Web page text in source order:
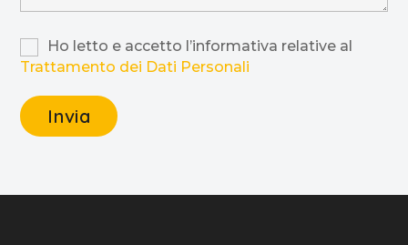
Ho letto e accetto l’informativa relative al
Trattamento dei Dati Personali